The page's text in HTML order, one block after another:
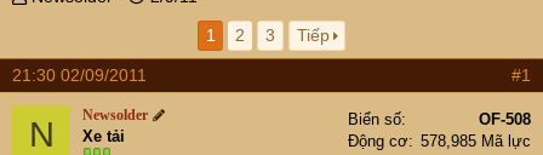
e
a
d
s
y
ử
1
2 3 Tiếp
21:30 02/09/2011 #1
N Newsolder
Xe tải
Biển số
OF-508
Động cơ
578,985 Mã lực